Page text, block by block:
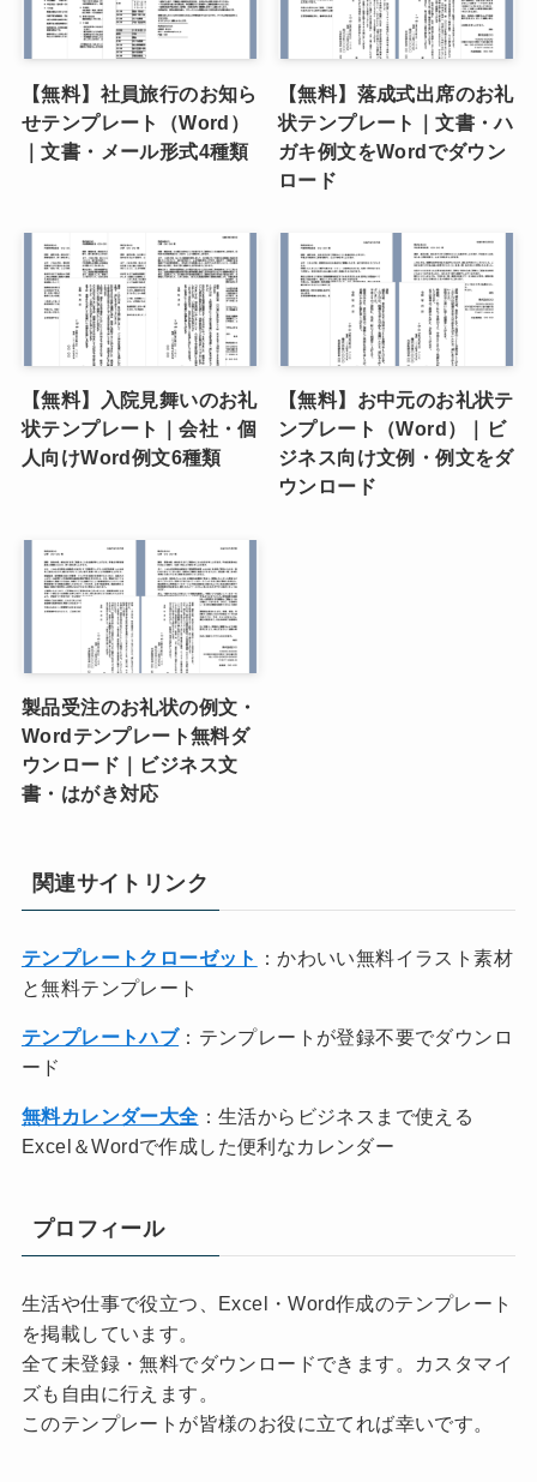
【無料】社員旅行のお知ら
せテンプレート（Word）
｜文書・メール形式4種類
【無料】落成式出席のお礼
状テンプレート｜文書・ハ
ガキ例文をWordでダウン
ロード
【無料】入院見舞いのお礼
状テンプレート｜会社・個
人向けWord例文6種類
【無料】お中元のお礼状テ
ンプレート（Word）｜ビ
ジネス向け文例・例文をダ
ウンロード
製品受注のお礼状の例文・
Wordテンプレート無料ダ
ウンロード｜ビジネス文
書・はがき対応
関連サイトリンク
テンプレートクローゼット
：かわいい無料イラスト素材
と無料テンプレート
テンプレートハブ：テンプレートが登録不要でダウンロ
ード
無料カレンダー大全 ：生活からビジネスまで使える
Excel＆Wordで作成した便利なカレンダー
プロフィール
生活や仕事で役立つ、Excel・Word作成のテンプレート
を掲載しています。
全て未登録・無料でダウンロードできます。カスタマイ
ズも自由に行えます。
このテンプレートが皆様のお役に立てれば幸いです。